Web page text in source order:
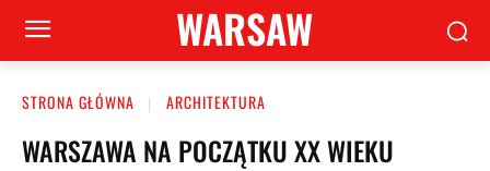
WARSAW
STRONA GŁÓWNA ARCHITEKTURA
WARSZAWA NA POCZĄTKU XX WIEKU